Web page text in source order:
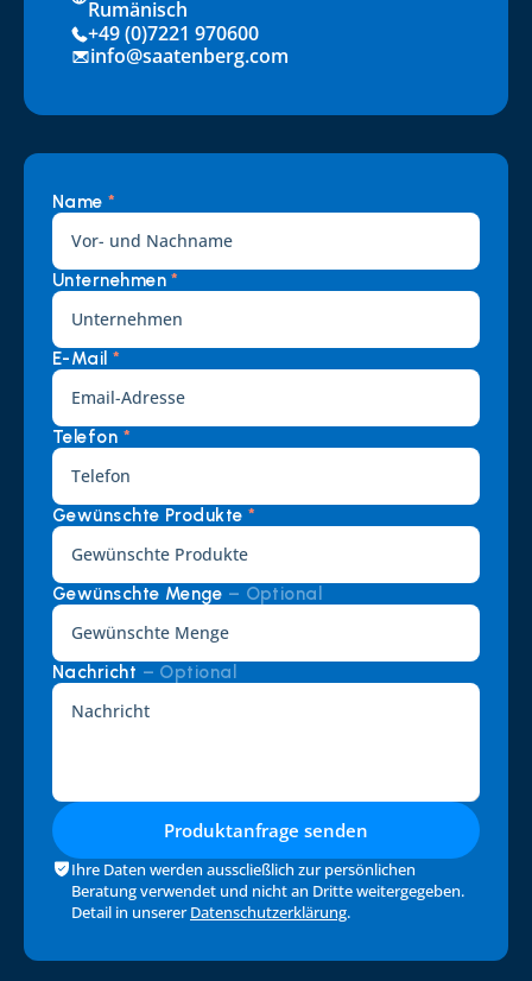
Rumänisch
+49 (0)7221 970600
info@saatenberg.com
Name *
Unternehmen *
E-Mail *
Telefon *
Gewünschte Produkte *
Gewünschte Menge – Optional
Nachricht – Optional
Produktanfrage senden
Ihre Daten werden ausscließlich zur persönlichen
Beratung verwendet und nicht an Dritte weitergegeben.
Detail in unserer Datenschutzerklärung.